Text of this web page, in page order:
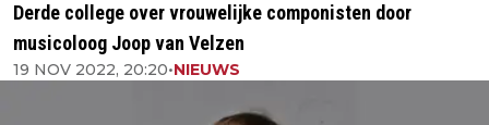
Derde college over vrouwelijke componisten door
musicoloog Joop van Velzen
19 NOV 2022, 20:20•NIEUWS